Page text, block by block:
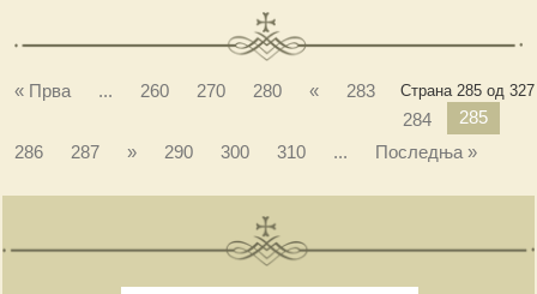
Страна 285 од 327
« Прва ... 260 270 280 «
283
284
285
286
287 » 290 300 310 ... Последња »